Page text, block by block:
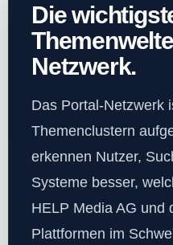
Die
Netzwerk.
Das Portal-Netzwerk
Themenclustern
erkennen Nutzer,
Systeme besser,
HELP Media AG und
Plattformen im